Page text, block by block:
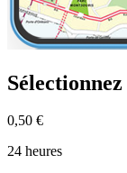
Sélectionnez
0,50 €
24 heures